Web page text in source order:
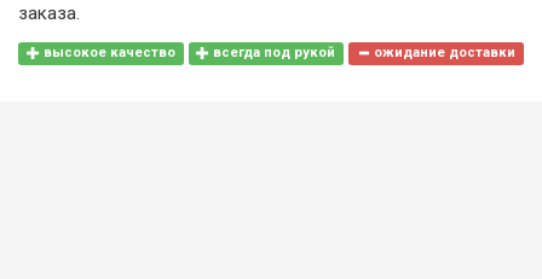
заказа.
высокое качество всегда под рукой ожидание доставки